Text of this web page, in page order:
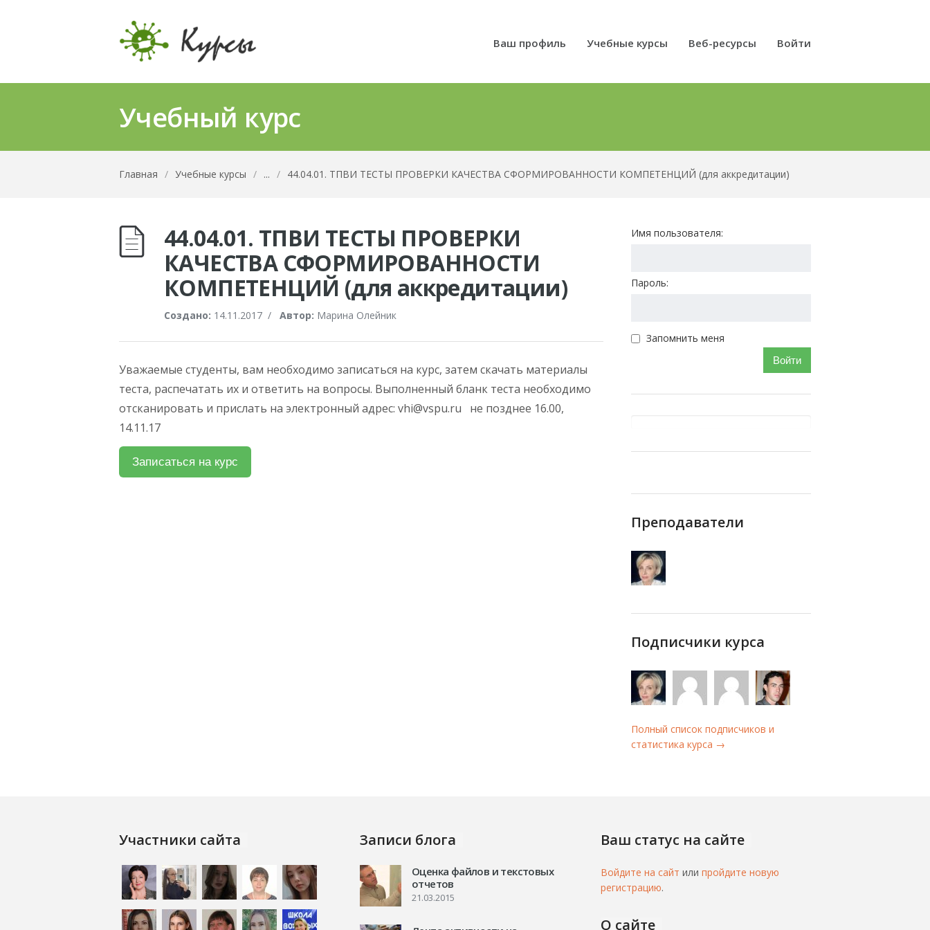
Ваш профиль Учебные курсы Веб-ресурсы Войти
Учебный курс
Главная / Учебные курсы / ... / 44.04.01. ТПВИ ТЕСТЫ ПРОВЕРКИ КАЧЕСТВА СФОРМИРОВАННОСТИ КОМПЕТЕНЦИЙ (для аккредитации)
44.04.01. ТПВИ ТЕСТЫ ПРОВЕРКИ
КАЧЕСТВА СФОРМИРОВАННОСТИ
КОМПЕТЕНЦИЙ (для аккредитации)
Создано: 14.11.2017 / Автор: Марина Олейник
Уважаемые студенты, вам необходимо записаться на курс, затем скачать материалы
теста, распечатать их и ответить на вопросы. Выполненный бланк теста необходимо
отсканировать и прислать на электронный адрес: vhi@vspu.ru не позднее 16.00,
14.11.17
Имя пользователя:
Пароль:
Запомнить меня
Войти
Преподаватели
Подписчики курса
Полный список подписчиков и
статистика курса →
Участники сайта Записи блога
Оценка файлов и текстовых
отчетов
21.03.2015
Ваш статус на сайте
Войдите на сайт или пройдите новую
регистрацию.
О сайте